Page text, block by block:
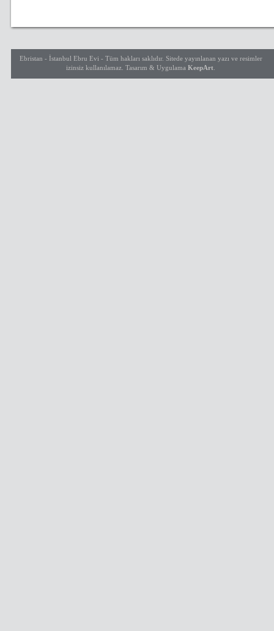
Ebristan - İstanbul Ebru Evi - Tüm hakları saklıdır. Sitede yayınlanan yazı ve resimler
izinsiz kullanılamaz. Tasarım & Uygulama KeepArt